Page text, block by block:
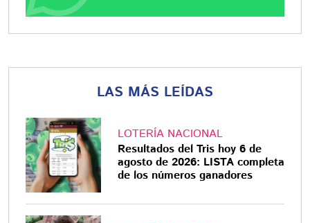
LAS MÁS LEÍDAS
LOTERÍA NACIONAL
Resultados del Tris hoy 6 de
agosto de 2026: LISTA completa
de los números ganadores